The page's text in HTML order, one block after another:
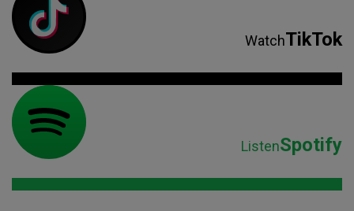
WatchTikTok
ListenSpotify